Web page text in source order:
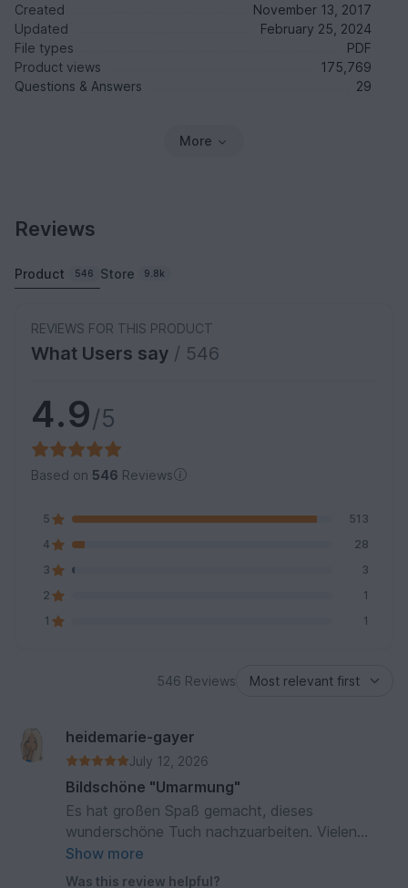
Created
November 13, 2017
Updated
February 25, 2024
File types
PDF
Product views
175,769
Questions & Answers
29
More
Reviews
Product 546 Store 9.8k
REVIEWS FOR THIS PRODUCT
What Users say / 546
4.9/5
Based on 546 Reviews
5
513
4
28
3
3
2
1
1
1
546 Reviews
heidemarie-gayer
July 12, 2026
Bildschöne "Umarmung"
Es hat großen Spaß gemacht, dieses
wunderschöne Tuch nachzuarbeiten. Vielen
Dank dafür! Es war perfekt für die vielen
angesammelten Restknäuel Wolle. Das Muster
Show more
Was this review helpful?